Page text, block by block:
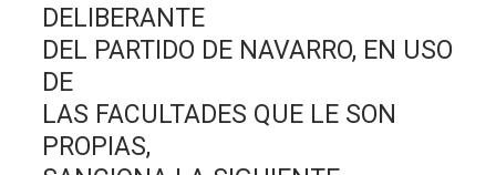
DELIBERANTE
DEL PARTIDO DE NAVARRO, EN USO
DE
LAS FACULTADES QUE LE SON
PROPIAS,